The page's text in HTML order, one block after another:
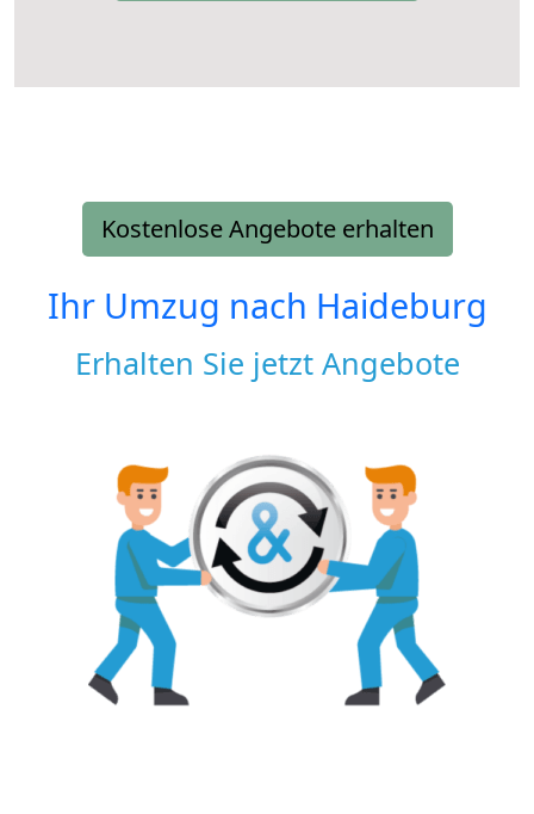
Kostenlose Angebote erhalten
Ihr Umzug nach Haideburg
Erhalten Sie jetzt Angebote